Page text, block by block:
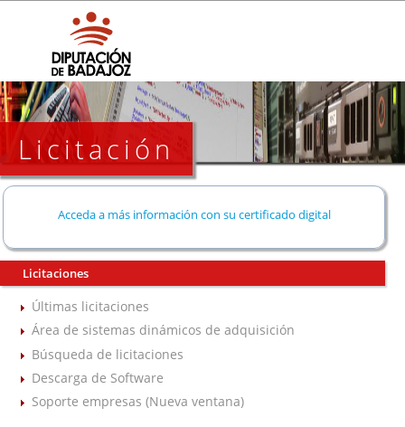
Licitación
Acceda a más información con su certificado digital
Licitaciones
Últimas licitaciones
Área de sistemas dinámicos de adquisición
Búsqueda de licitaciones
Descarga de Software
Soporte empresas (Nueva ventana)